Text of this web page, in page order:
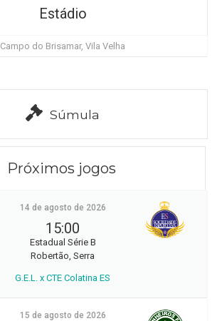
Estádio
Campo do Brisamar, Vila Velha
Súmula
Próximos jogos
14 de agosto de 2026
15:00
Estadual Série B
Robertão, Serra
G.E.L. x CTE Colatina ES
15 de agosto de 2026